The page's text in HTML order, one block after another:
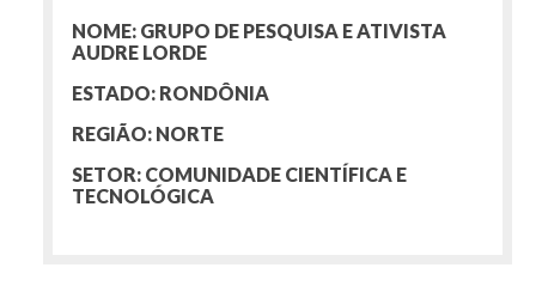
NOME: GRUPO DE PESQUISA E ATIVISTA
AUDRE LORDE
ESTADO: RONDÔNIA
REGIÃO: NORTE
SETOR: COMUNIDADE CIENTÍFICA E
TECNOLÓGICA